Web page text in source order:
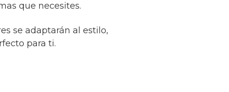
que necesites.
se adaptarán al estilo,
para ti.